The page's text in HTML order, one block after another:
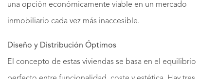
una opción económicamente viable en un mercado
inmobiliario cada vez más inaccesible.
Diseño y Distribución Óptimos
El concepto de estas viviendas se basa en el equilibrio